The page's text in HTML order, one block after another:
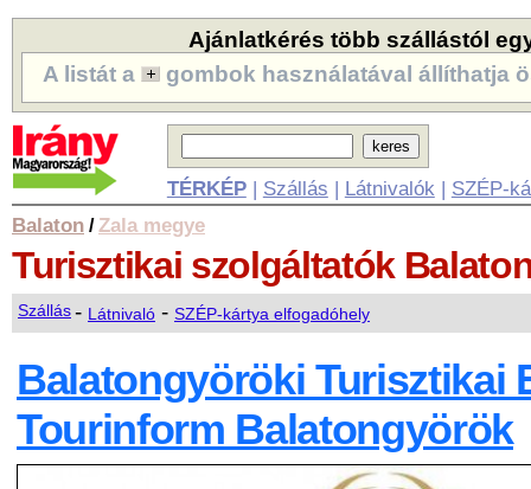
Ajánlatkérés több szállástól
A listát a
gombok használatával állíthatja
TÉRKÉP| Szállás | Látnivalók | SZÉP-
Balaton /Zala megye
Turisztikai szolgáltatók
Szállás- Látnivaló - SZÉP-kártya elfogadóhely
Balatongyöröki Turisztikai
Tourinform Balatongyörök